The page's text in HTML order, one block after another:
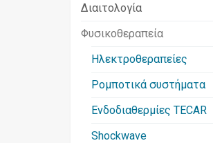
Διαιτολογία
Φυσικοθεραπεία
Ηλεκτροθεραπείες
Ρομποτικά συστήματα
Ενδοδιαθερμίες TECAR
Shockwave